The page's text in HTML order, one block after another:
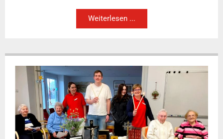
Weiterlesen ...